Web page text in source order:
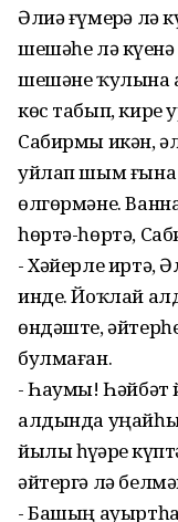
Әлиә ғүмерҙә
шешәһе лә
шешәне ҡулына
көс табып, кире
Сабирмы икән,
уйлап шым ғына
өлгөрмәне.
һөртә-һөртә,
- Хәйерле иртә,
инде. Йоҡлай
өндәште,
булмаған.
- Һаумы! Һәйбәт
алдында
йылы һүҙҙәрҙе
әйтергә лә
- Башың